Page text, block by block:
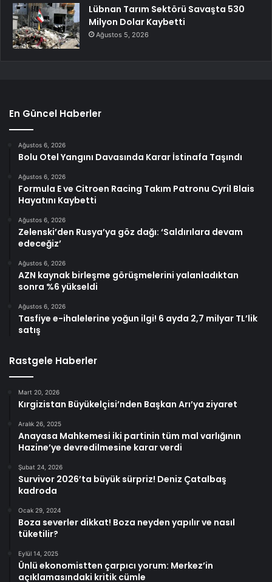
Lübnan Tarım Sektörü Savaşta 530
Milyon Dolar Kaybetti
Ağustos 5, 2026
En Güncel Haberler
Ağustos 6, 2026
Bolu Otel Yangını Davasında Karar İstinafa Taşındı
Ağustos 6, 2026
Formula E ve Citroen Racing Takım Patronu Cyril Blais
Hayatını Kaybetti
Ağustos 6, 2026
Zelenski’den Rusya’ya göz dağı: ‘Saldırılara devam
edeceğiz’
Ağustos 6, 2026
AZN kaynak birleşme görüşmelerini yalanladıktan
sonra %6 yükseldi
Ağustos 6, 2026
Tasfiye e-ihalelerine yoğun ilgi! 6 ayda 2,7 milyar TL’lik
satış
Rastgele Haberler
Mart 20, 2026
Kırgizistan Büyükelçisi’nden Başkan Arı’ya ziyaret
Aralık 26, 2025
Anayasa Mahkemesi iki partinin tüm mal varlığının
Hazine’ye devredilmesine karar verdi
Şubat 24, 2026
Survivor 2026’ta büyük sürpriz! Deniz Çatalbaş
kadroda
Ocak 29, 2024
Boza severler dikkat! Boza neyden yapılır ve nasıl
tüketilir?
Eylül 14, 2025
Ünlü ekonomistten çarpıcı yorum: Merkez’in
açıklamasındaki kritik cümle